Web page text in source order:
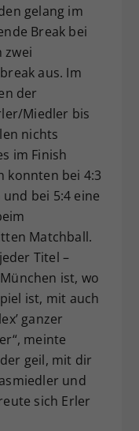
gelang im
Break bei
zwei
aus. Im
der
Miedler bis
nichts
im Finish
konnten bei 4:3
bei 5:4 eine
Matchball.
Titel –
ist, wo
ist, mit auch
ganzer
meinte
geil, mit dir
und
sich Erler